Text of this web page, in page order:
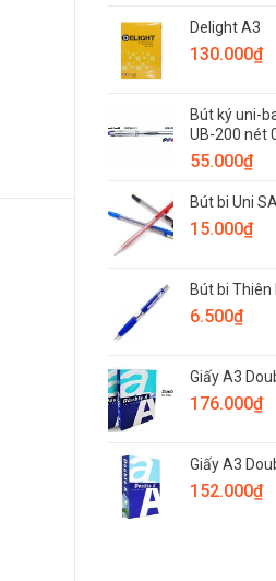
Delight A3
130.000₫
Bút ký uni-
UB-200 nét
55.000₫
Bút bi Uni
15.000₫
Bút bi
6.500₫
Giấy A3
176.000₫
Giấy A3
152.000₫